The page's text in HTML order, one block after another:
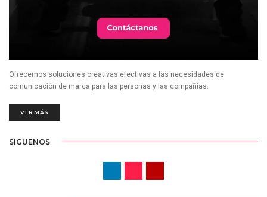
Ofrecemos soluciones creativas efectivas a las necesidades de
comunicación de marca para las personas y las compañías.
VER MÁS
SIGUENOS